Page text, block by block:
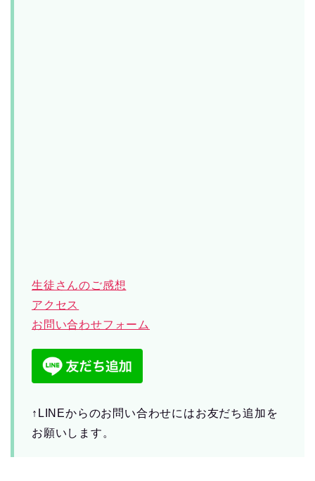
生徒さんのご感想
アクセス
お問い合わせフォーム
↑LINEからのお問い合わせにはお友だち追加を
お願いします。